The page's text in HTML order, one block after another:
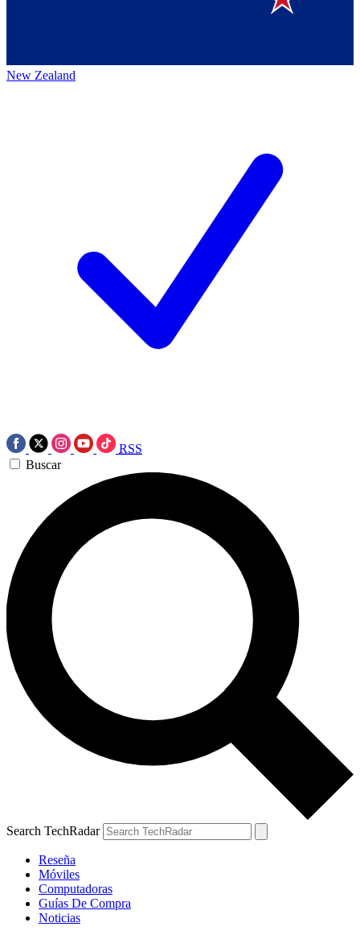
New Zealand
RSS
Buscar
Search TechRadar
Reseña
Móviles
Computadoras
Guías De Compra
Noticias